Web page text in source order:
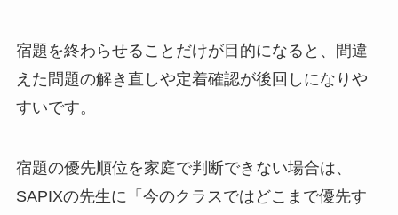
宿題を終わらせることだけが目的になると、間違
えた問題の解き直しや定着確認が後回しになりや
すいです。
宿題の優先順位を家庭で判断できない場合は、
SAPIXの先生に「今のクラスではどこまで優先す